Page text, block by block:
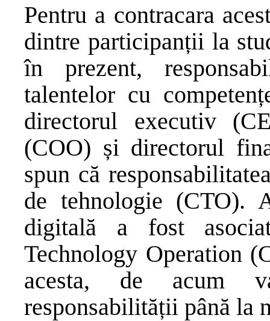
Pentru a contracara
dintre participanții la
în prezent,
talentelor cu
directorul executiv
(COO) și directorul
spun că
de tehnologie (CTO).
digitală a fost
Technology Operation
acesta, de acum
responsabilității până la